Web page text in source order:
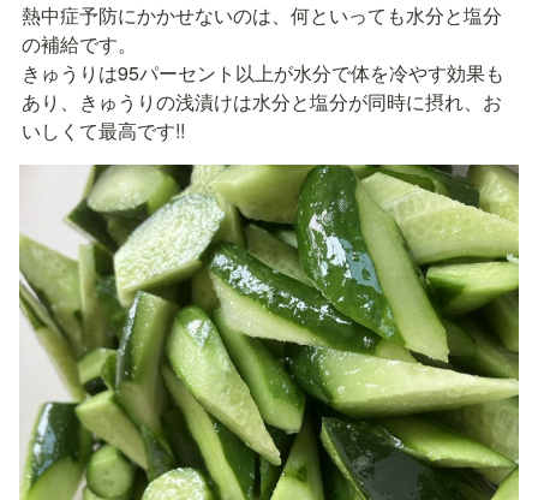
熱中症予防にかかせないのは、何といっても水分と塩分
の補給です。
きゅうりは95パーセント以上が水分で体を冷やす効果も
あり、きゅうりの浅漬けは水分と塩分が同時に摂れ、お
いしくて最高です!!